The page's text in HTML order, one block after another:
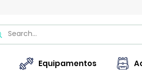
Equipamentos